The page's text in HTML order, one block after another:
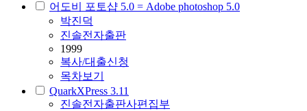
어도비 포토샵 5.0 = Adobe photoshop 5.0
박진덕
진솔전자출판
1999
복사/대출신청
목차보기
QuarkXPress 3.11
진솔전자출판사편집부